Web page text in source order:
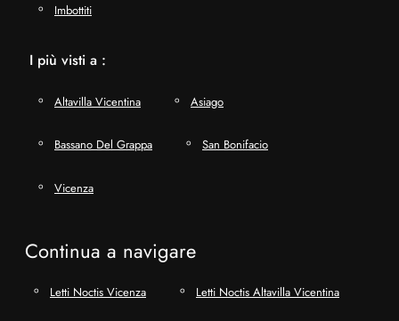
Imbottiti
I più visti a :
Altavilla Vicentina Asiago
Bassano Del Grappa San Bonifacio
Vicenza
Continua a navigare
Letti Noctis Vicenza Letti Noctis Altavilla Vicentina